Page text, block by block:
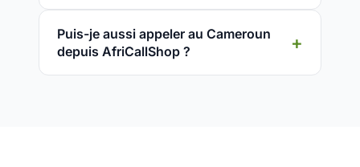
Puis-je aussi appeler au Cameroun
depuis AfriCallShop ?